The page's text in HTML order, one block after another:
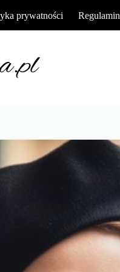
prywatności Regulamin